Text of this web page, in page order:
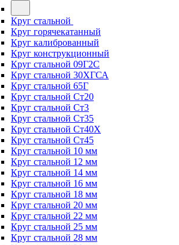
Круг стальной
Круг горячекатанный
Круг калиброванный
Круг конструкционный
Круг стальной 09Г2С
Круг стальной 30ХГСА
Круг стальной 65Г
Круг стальной Ст20
Круг стальной Ст3
Круг стальной Ст35
Круг стальной Ст40Х
Круг стальной Ст45
Круг стальной 10 мм
Круг стальной 12 мм
Круг стальной 14 мм
Круг стальной 16 мм
Круг стальной 18 мм
Круг стальной 20 мм
Круг стальной 22 мм
Круг стальной 25 мм
Круг стальной 28 мм